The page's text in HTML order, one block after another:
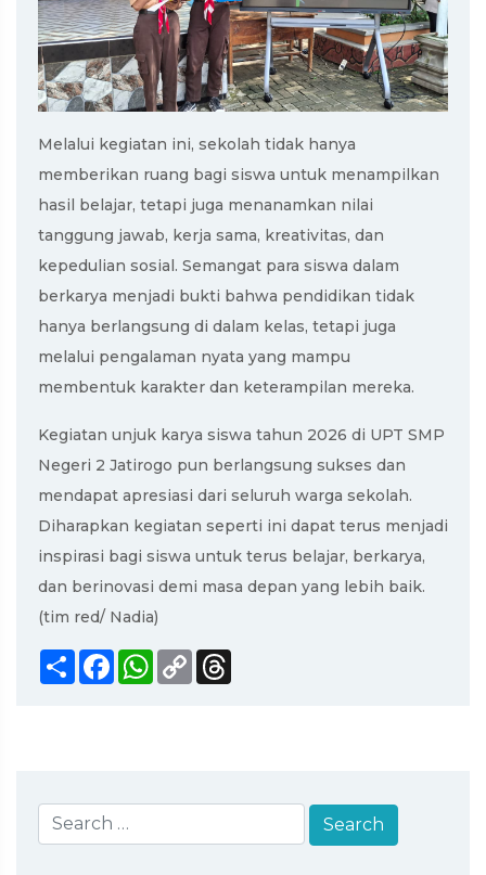
Melalui kegiatan ini, sekolah tidak hanya
memberikan ruang bagi siswa untuk menampilkan
hasil belajar, tetapi juga menanamkan nilai
tanggung jawab, kerja sama, kreativitas, dan
kepedulian sosial. Semangat para siswa dalam
berkarya menjadi bukti bahwa pendidikan tidak
hanya berlangsung di dalam kelas, tetapi juga
melalui pengalaman nyata yang mampu
membentuk karakter dan keterampilan mereka.
Kegiatan unjuk karya siswa tahun 2026 di UPT SMP
Negeri 2 Jatirogo pun berlangsung sukses dan
mendapat apresiasi dari seluruh warga sekolah.
Diharapkan kegiatan seperti ini dapat terus menjadi
inspirasi bagi siswa untuk terus belajar, berkarya,
dan berinovasi demi masa depan yang lebih baik.
(tim red/ Nadia)
ShareFacebookWhatsApp
Copy
Link